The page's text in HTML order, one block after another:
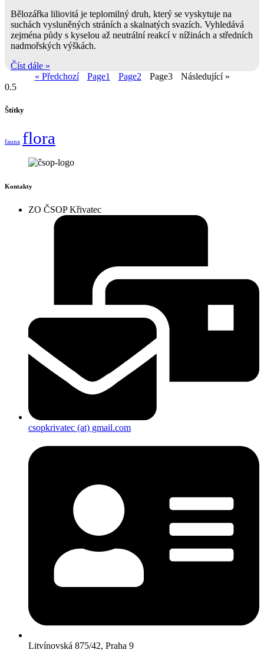
Bělozářka liliovitá je teplomilný druh, který se vyskytuje na
suchách vysluněných stráních a skalnatých svazích. Vyhledává
zejména půdy s kyselou až neutrální reakcí v nížinách a středních
nadmořských výškách.
Číst dále »
« Předchozí
Page1 Page2 Page3 Následující »
Štítky
fauna flora
Kontakty
ZO ČSOP Křivatec​
csopkrivatec (at) gmail.com
Litvínovská 875/42, Praha 9